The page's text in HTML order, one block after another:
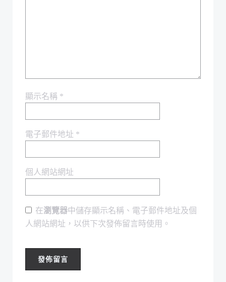
顯示名稱 *
電子郵件地址 *
個人網站網址
在瀏覽器中儲存顯示名稱、電子郵件地址及個
人網站網址，以供下次發佈留言時使用。